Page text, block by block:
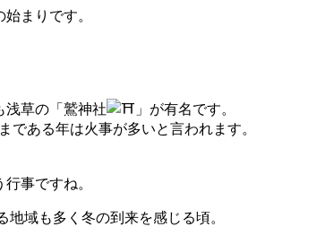
まりです。
浅草の「鷲神社
」が有名です。
ある年は火事が多いと言われます。
事ですね。
域も多く冬の到来を感じる頃。